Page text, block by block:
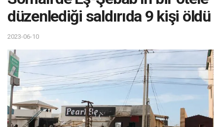
düzenlediği saldırıda 9 kişi öldü
2023-06-10